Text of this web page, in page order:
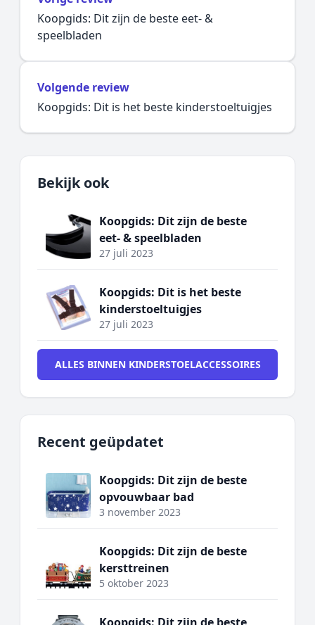
Koopgids: Dit zijn de beste eet- &
speelbladen
Volgende review
Koopgids: Dit is het beste kinderstoeltuigjes
Bekijk ook
Koopgids: Dit zijn de beste
eet- & speelbladen
27 juli 2023
Koopgids: Dit is het beste
kinderstoeltuigjes
27 juli 2023
ALLES BINNEN KINDERSTOELACCESSOIRES
Recent geüpdatet
Koopgids: Dit zijn de beste
opvouwbaar bad
3 november 2023
Koopgids: Dit zijn de beste
kersttreinen
5 oktober 2023